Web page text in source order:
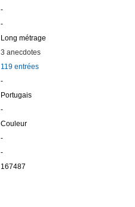
-
-
Long métrage
3 anecdotes
119 entrées
-
Portugais
-
Couleur
-
-
167487